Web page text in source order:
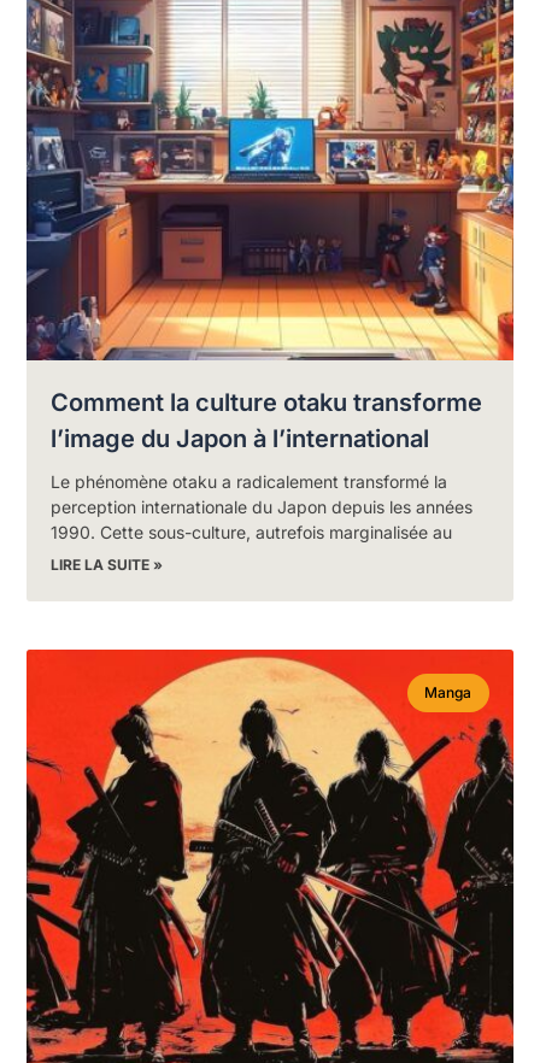
Comment la culture otaku transforme
l’image du Japon à l’international
Le phénomène otaku a radicalement transformé la
perception internationale du Japon depuis les années
1990. Cette sous-culture, autrefois marginalisée au
LIRE LA SUITE »
Manga